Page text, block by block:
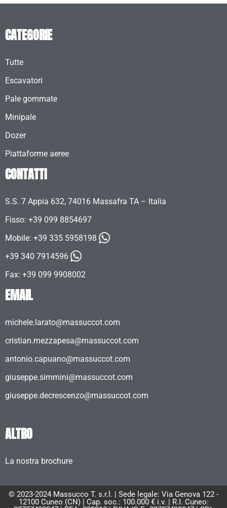
CATEGORIE
Tutte
Escavatori
Pale gommate
Minipale
Dozer
Piattaforme aeree
CONTATTI
S.S. 7 Appia 632, 74016 Massafra TA – Italia
Fisso: +39 099 8854697
Mobile: +39 335 5958198
+39 340 7914596
Fax: +39 099 9908002
EMAIL
michele.larato@massuccot.com
cristian.mezzapesa@massuccot.com
antonio.capuano@massuccot.com
giuseppe.simmini@massuccot.com
giuseppe.decrescenzo@massuccot.com
ALTRO
La nostra brochure
© 2023-2024 Massucco T. s.r.l. | Sede legale: Via Genova 122 -
12100 Cuneo (CN) | Cap. soc.: 100.000 € i.v. | R.I. Cuneo: